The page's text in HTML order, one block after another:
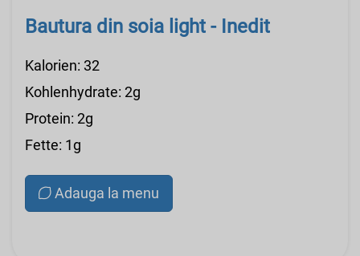
Bautura din soia light - Inedit
Kalorien: 32
Kohlenhydrate: 2g
Protein: 2g
Fette: 1g
Adauga la menu